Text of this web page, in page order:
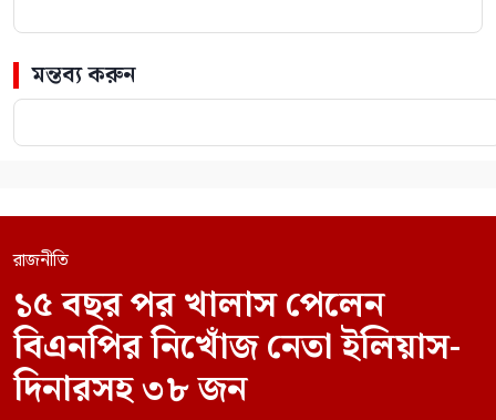
মন্তব্য করুন
রাজনীতি
১৫ বছর পর খালাস পেলেন
বিএনপির নিখোঁজ নেতা ইলিয়াস-
দিনারসহ ৩৮ জন